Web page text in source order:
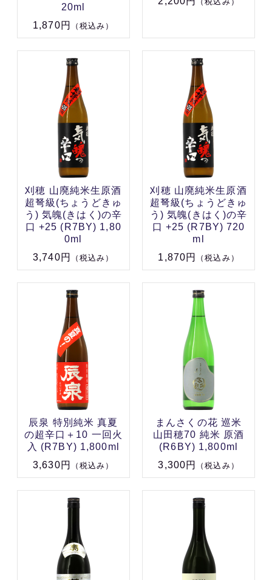
20ml
1,870円
（税込み）
（税込み）
刈穂 山廃純米生原酒
超弩級(ちょうどきゅ
う) 気魄(きはく)の辛
口 +25 (R7BY) 1,80
0ml
3,740円
（税込み）
刈穂 山廃純米生原酒
超弩級(ちょうどきゅ
う) 気魄(きはく)の辛
口 +25 (R7BY) 720
ml
1,870円
（税込み）
辰泉 特別純米 真夏
の超辛口＋10 一回火
入 (R7BY) 1,800ml
3,630円
（税込み）
まんさくの花 巡米
山田穂70 純米 原酒
(R6BY) 1,800ml
3,300円
（税込み）